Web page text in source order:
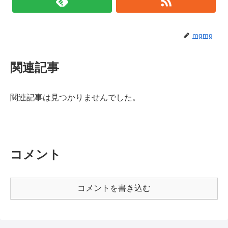
mgmg
関連記事
関連記事は見つかりませんでした。
コメント
コメントを書き込む